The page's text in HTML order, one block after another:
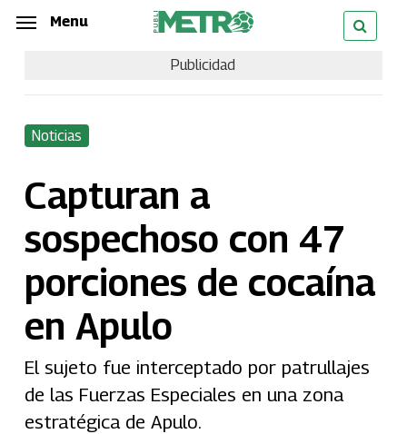
Skip
content
Menu
Publicidad
Noticias
Capturan a
sospechoso con 47
porciones de cocaína
en Apulo
El sujeto fue interceptado por patrullajes
de las Fuerzas Especiales en una zona
estratégica de Apulo.
Menu